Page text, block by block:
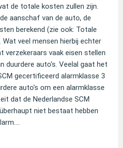
de totale kosten zullen zijn.
aanschaf van de auto, de
berekend (zie ook: Totale
veel mensen hierbij echter
verzekeraars vaak eisen stellen
duurdere auto's. Veelal gaat het
gecertificeerd alarmklasse 3
auto's om een alarmklasse
dat de Nederlandse SCM
niet bestaat hebben